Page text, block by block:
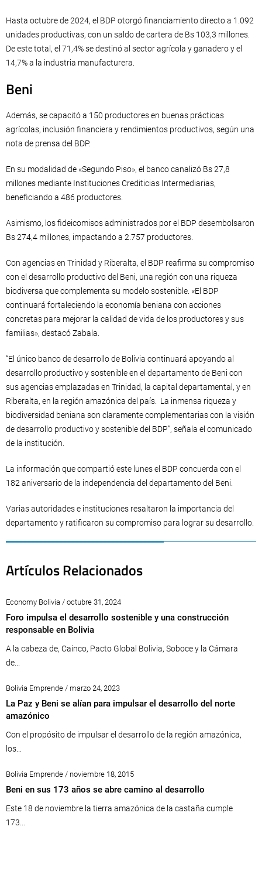
Hasta octubre de 2024, el BDP otorgó financiamiento directo a 1.092
unidades productivas, con un saldo de cartera de Bs 103,3 millones.
De este total, el 71,4% se destinó al sector agrícola y ganadero y el
14,7% a la industria manufacturera.
Beni
Además, se capacitó a 150 productores en buenas prácticas
agrícolas, inclusión financiera y rendimientos productivos, según una
nota de prensa del BDP.
En su modalidad de «Segundo Piso», el banco canalizó Bs 27,8
millones mediante Instituciones Crediticias Intermediarias,
beneficiando a 486 productores.
Asimismo, los fideicomisos administrados por el BDP desembolsaron
Bs 274,4 millones, impactando a 2.757 productores.
Con agencias en Trinidad y Riberalta, el BDP reafirma su compromiso
con el desarrollo productivo del Beni, una región con una riqueza
biodiversa que complementa su modelo sostenible. «El BDP
continuará fortaleciendo la economía beniana con acciones
concretas para mejorar la calidad de vida de los productores y sus
familias», destacó Zabala.
“El único banco de desarrollo de Bolivia continuará apoyando al
desarrollo productivo y sostenible en el departamento de Beni con
sus agencias emplazadas en Trinidad, la capital departamental, y en
Riberalta, en la región amazónica del país. La inmensa riqueza y
biodiversidad beniana son claramente complementarias con la visión
de desarrollo productivo y sostenible del BDP”, señala el comunicado
de la institución.
La información que compartió este lunes el BDP concuerda con el
182 aniversario de la independencia del departamento del Beni.
Varias autoridades e instituciones resaltaron la importancia del
departamento y ratificaron su compromiso para lograr su desarrollo.
Artículos Relacionados
Economy Bolivia / octubre 31, 2024
Foro impulsa el desarrollo sostenible y una construcción
responsable en Bolivia
A la cabeza de, Cainco, Pacto Global Bolivia, Soboce y la Cámara
de...
Bolivia Emprende / marzo 24, 2023
La Paz y Beni se alían para impulsar el desarrollo del norte
amazónico
Con el propósito de impulsar el desarrollo de la región amazónica,
los...
Bolivia Emprende / noviembre 18, 2015
Beni en sus 173 años se abre camino al desarrollo
Este 18 de noviembre la tierra amazónica de la castaña cumple
173...